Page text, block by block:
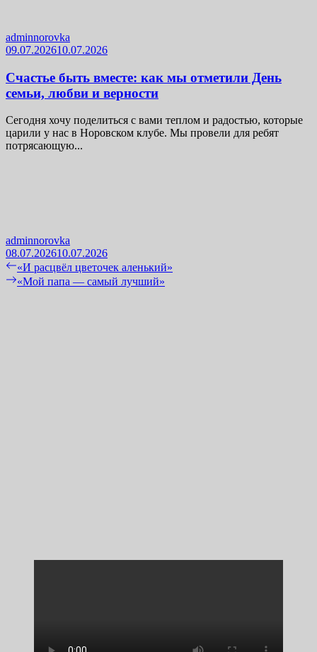
adminnorovka
09.07.202610.07.2026
Счастье быть вместе: как мы отметили День
семьи, любви и верности
Сегодня хочу поделиться с вами теплом и радостью, которые
царили у нас в Норовском клубе. Мы провели для ребят
потрясающую...
adminnorovka
08.07.202610.07.2026
Навигация
по
Previous
post:
«И расцвёл цветочек аленький»
Next
«Мой папа — самый лучший»